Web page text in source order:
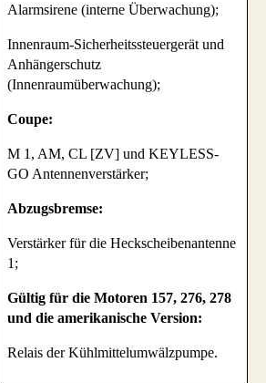
Alarmsirene (interne Überwachung);
Innenraum-Sicherheitssteuergerät und
Anhängerschutz
(Innenraumüberwachung);
Coupe:
M 1, AM, CL [ZV] und KEYLESS-
GO Antennenverstärker;
Abzugsbremse:
Verstärker für die Heckscheibenantenne
1;
Gültig für die Motoren 157, 276, 278
und die amerikanische Version:
Relais der Kühlmittelumwälzpumpe.